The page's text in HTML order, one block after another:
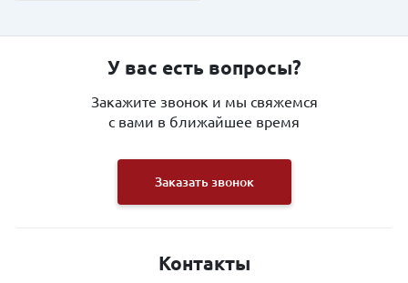
У вас есть вопросы?
Закажите звонок и мы свяжемся
с вами в ближайшее время
Заказать звонок
Контакты